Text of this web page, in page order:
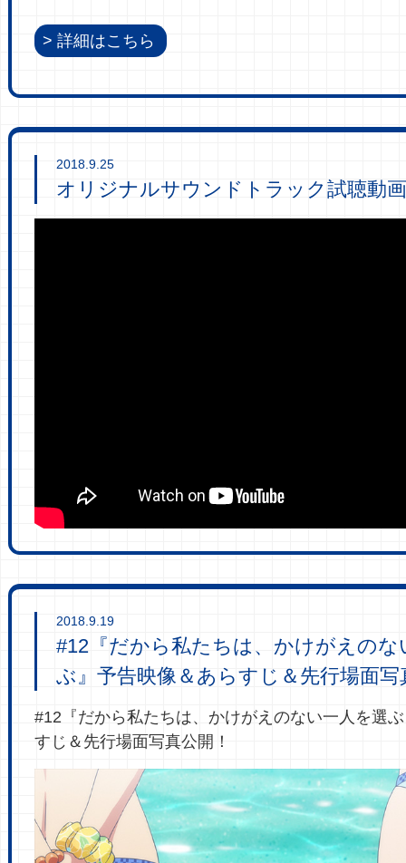
詳細はこちら
2018.9.25
オリジナルサウンドトラック試聴動
2018.9.19
#12『だから私たちは、かけがえのな
ぶ』予告映像＆あらすじ＆先行場面写
#12『だから私たちは、かけがえのない一人を選
すじ＆先行場面写真公開！